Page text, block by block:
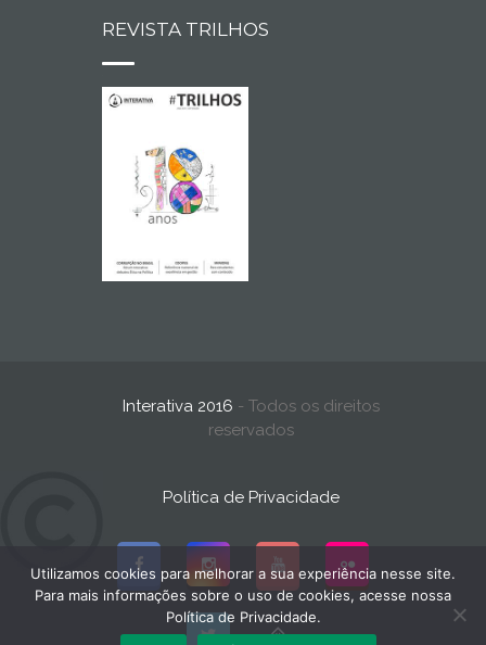
REVISTA TRILHOS
Interativa 2016 - Todos os direitos
reservados
Política de Privacidade
Utilizamos cookies para melhorar a sua experiência nesse site.
Para mais informações sobre o uso de cookies, acesse nossa
Política de Privacidade.